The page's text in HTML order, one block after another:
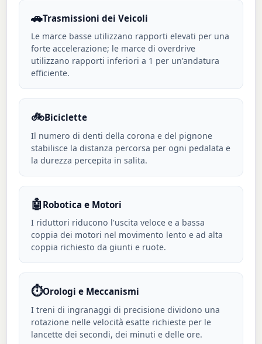
🚗Trasmissioni dei Veicoli
Le marce basse utilizzano rapporti elevati per una
forte accelerazione; le marce di overdrive
utilizzano rapporti inferiori a 1 per un'andatura
efficiente.
🚲Biciclette
Il numero di denti della corona e del pignone
stabilisce la distanza percorsa per ogni pedalata e
la durezza percepita in salita.
🤖 Robotica e Motori
I riduttori riducono l'uscita veloce e a bassa
coppia dei motori nel movimento lento e ad alta
coppia richiesto da giunti e ruote.
⏱️Orologi e Meccanismi
I treni di ingranaggi di precisione dividono una
rotazione nelle velocità esatte richieste per le
lancette dei secondi, dei minuti e delle ore.